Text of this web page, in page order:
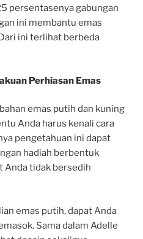
persentasenya gabungan
ini membantu emas
ini terlihat berbeda
Perhiasan Emas
emas putih dan kuning
Anda harus kenali cara
pengetahuan ini dapat
hadiah berbentuk
Anda tidak bersedih
emas putih, dapat Anda
Sama dalam Adelle